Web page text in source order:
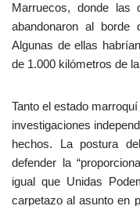
Marruecos, donde las
abandonaron al borde
Algunas de ellas
de 1.000 kilómetros de
Tanto el estado
investigaciones
hechos. La postura
defender la
igual que Unidas
carpetazo al asunto en